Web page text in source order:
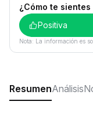
¿Cómo te
Positiva
Nota: La información es
ResumenAnálisis